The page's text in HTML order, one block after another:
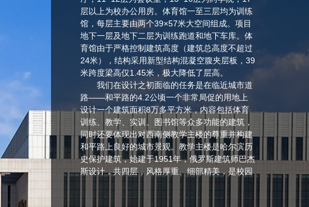
层以上为校办公用房。体育馆一至三层均为训练
馆，每层主要由两个39×57米大空间组成。项目
地下一层及地下二层为训练跑道和地下车库。体
育馆由于严格控制建筑高度（建筑总高度不超过
24米），结构采用新型结构混凝空腹夹层板，39
米跨度梁高仅1.45米，极大降低了层高。
我们在设计之初面临的任务是在临近城市道
路——和平路的4.2公顷一个非常局促的用地上
设计一个建筑面积8万多平方米，内容包括体育
训练、教学、实训、图书馆等众多功能的建筑，
同时还要体现出对西南侧教学主楼的尊重并构建
和平路上良好的城市景观。教学主楼是哈尔滨历
史保护建筑，始建于1951年，俄罗斯建筑师巴杰
斯设计，共四层，风格厚重、细部精美，是校园
非常主要的一个城市节点。而和平路是哈尔滨市